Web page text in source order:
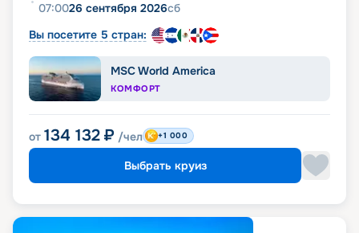
07:0026 сентября 2026сб
Вы посетите 5 стран:
MSC World America
КОМФОРТ
от 134 132 ₽ /чел +1 000
Выбрать круиз